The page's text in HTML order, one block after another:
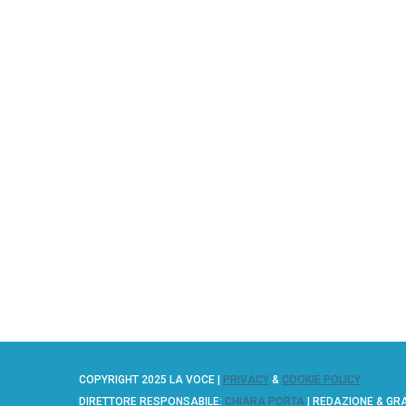
COPYRIGHT 2025 LA VOCE | PRIVACY & COOKIE POLICY
DIRETTORE RESPONSABILE: CHIARA PORTA | REDAZIONE &